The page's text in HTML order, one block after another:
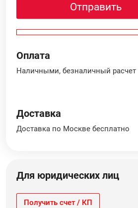
Отправить
Оплата
Наличными, безналичный расчет
Доставка
Доставка по Москве бесплатно
Для юридических лиц
Получить счет / КП